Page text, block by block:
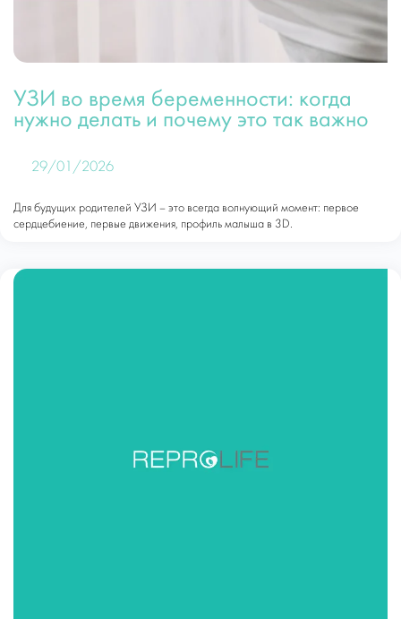
УЗИ во время беременности: когда
нужно делать и почему это так важно
29/01/2026
Для будущих родителей УЗИ – это всегда волнующий момент: первое
сердцебиение, первые движения, профиль малыша в 3D.